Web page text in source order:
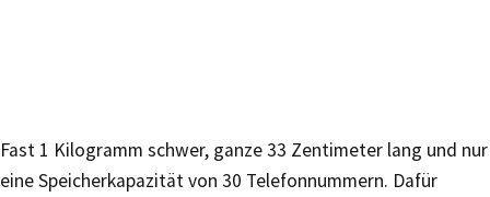
Fast 1 Kilogramm schwer, ganze 33 Zentimeter lang und nur
eine Speicherkapazität von 30 Telefonnummern. Dafür